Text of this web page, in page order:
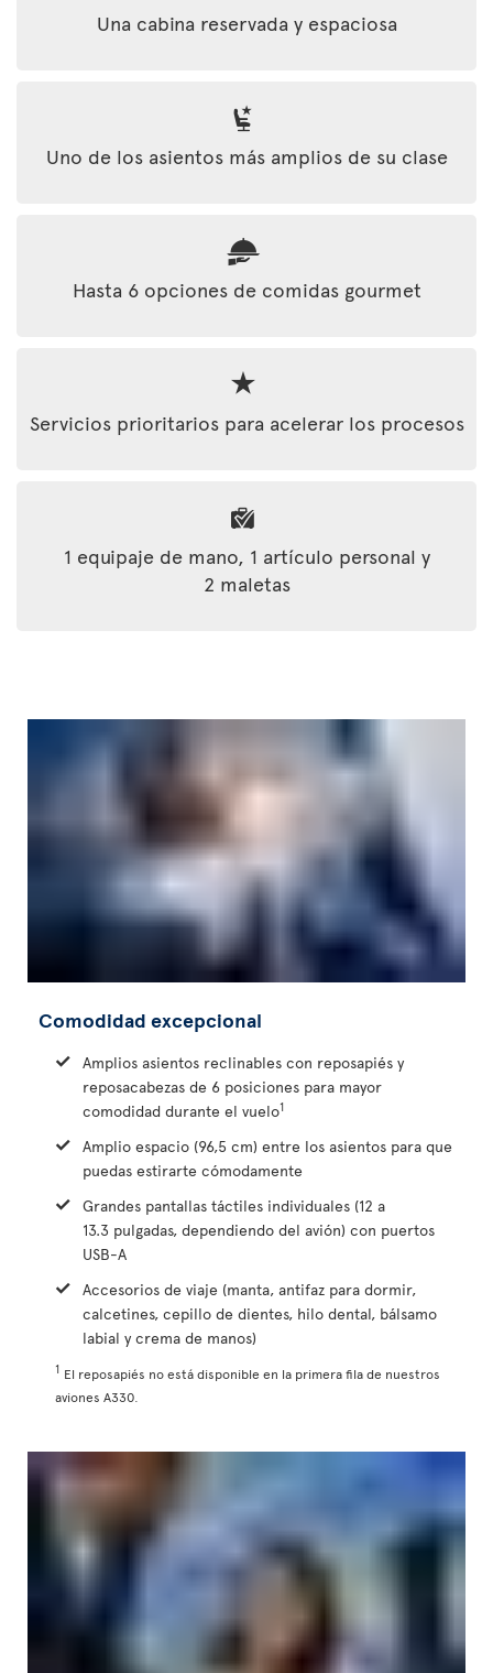
Una cabina reservada y espaciosa
Uno de los asientos más amplios de su clase
Hasta 6 opciones de comidas gourmet
Servicios prioritarios para acelerar los procesos
1 equipaje de mano, 1 artículo personal y
2 maletas
Comodidad excepcional
Amplios asientos reclinables con reposapiés y
reposacabezas de 6 posiciones para mayor
comodidad durante el vuelo1
Amplio espacio (96,5 cm) entre los asientos para que
puedas estirarte cómodamente
Grandes pantallas táctiles individuales (12 a
13.3 pulgadas, dependiendo del avión) con puertos
USB-A
Accesorios de viaje (manta, antifaz para dormir,
calcetines, cepillo de dientes, hilo dental, bálsamo
labial y crema de manos)
1 El reposapiés no está disponible en la primera fila de nuestros
aviones A330.